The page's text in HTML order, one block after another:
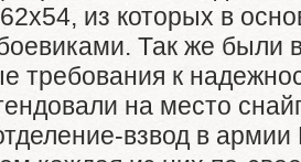
из которых в
Так же были
требования к
на место
взвод в